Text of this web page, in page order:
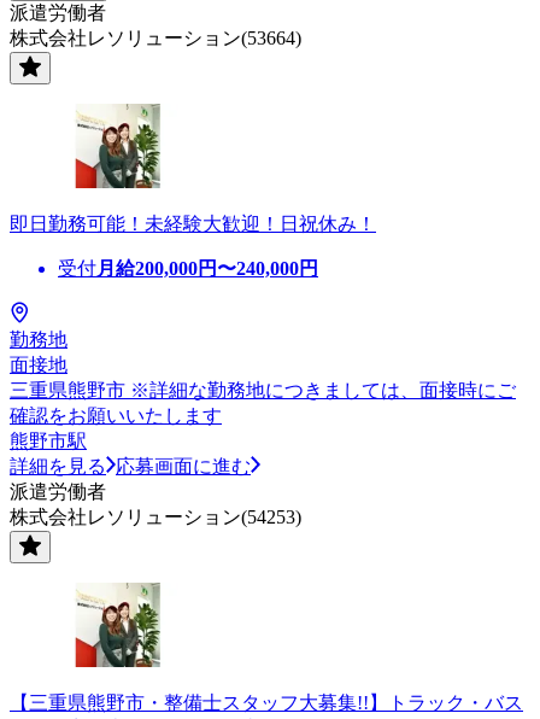
派遣労働者
株式会社レソリューション(53664)
即日勤務可能！未経験大歓迎！日祝休み！
受付月給200,000円〜240,000円
勤務地
面接地
三重県熊野市 ※詳細な勤務地につきましては、面接時にご
確認をお願いいたします
熊野市駅
詳細を見る
応募画面に進む
派遣労働者
株式会社レソリューション(54253)
【三重県熊野市・整備士スタッフ大募集!!】トラック・バス